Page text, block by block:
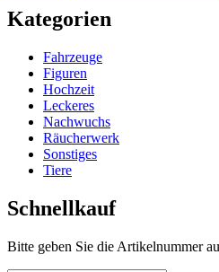
Kategorien
Fahrzeuge
Figuren
Hochzeit
Leckeres
Nachwuchs
Räucherwerk
Sonstiges
Tiere
Schnellkauf
Bitte geben Sie die Artikelnummer